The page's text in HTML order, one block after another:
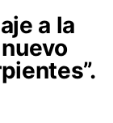
a la